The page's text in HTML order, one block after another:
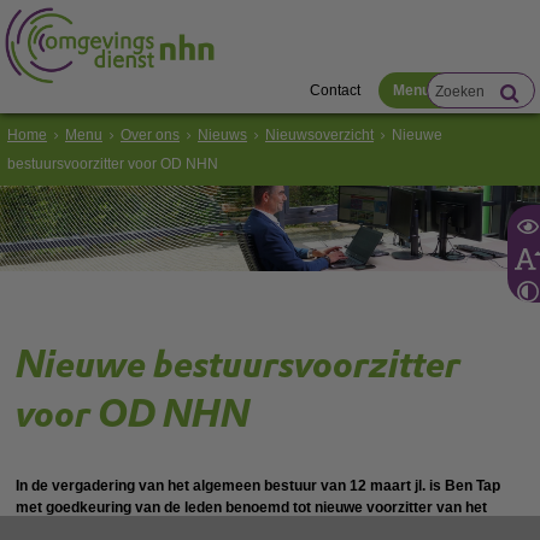
Contact Menu
Home Menu Over ons Nieuws Nieuwsoverzicht
Nieuwe
bestuursvoorzitter voor OD NHN
Nieuwe bestuursvoorzitter
voor OD NHN
In de vergadering van het algemeen bestuur van 12 maart jl. is Ben Tap
met goedkeuring van de leden benoemd tot nieuwe voorzitter van het